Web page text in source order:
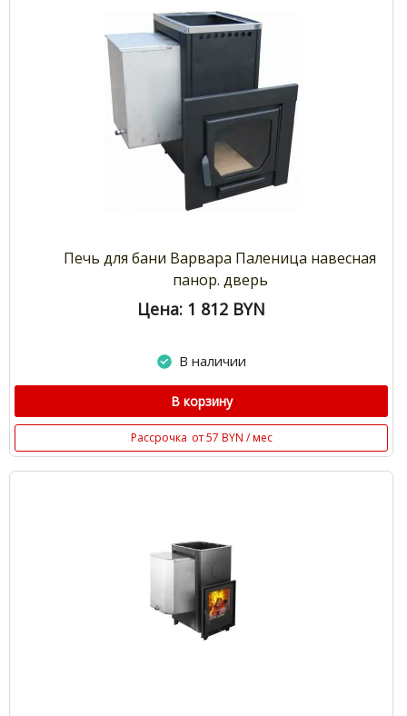
Печь для бани Варвара Паленица навесная
панор. дверь
Цена: 1 812 BYN
В наличии
В корзину
Рассрочка от 57 BYN / мес